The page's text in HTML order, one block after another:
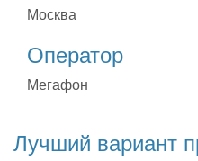
Москва
Оператор
Мегафон
Лучший вариант